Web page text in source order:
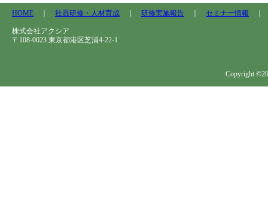
HOME 社員研修・人材育成 研修実施報告 セミナー情報
株式会社アクシア
〒108-0023 東京都港区芝浦4-22-1
Copyright